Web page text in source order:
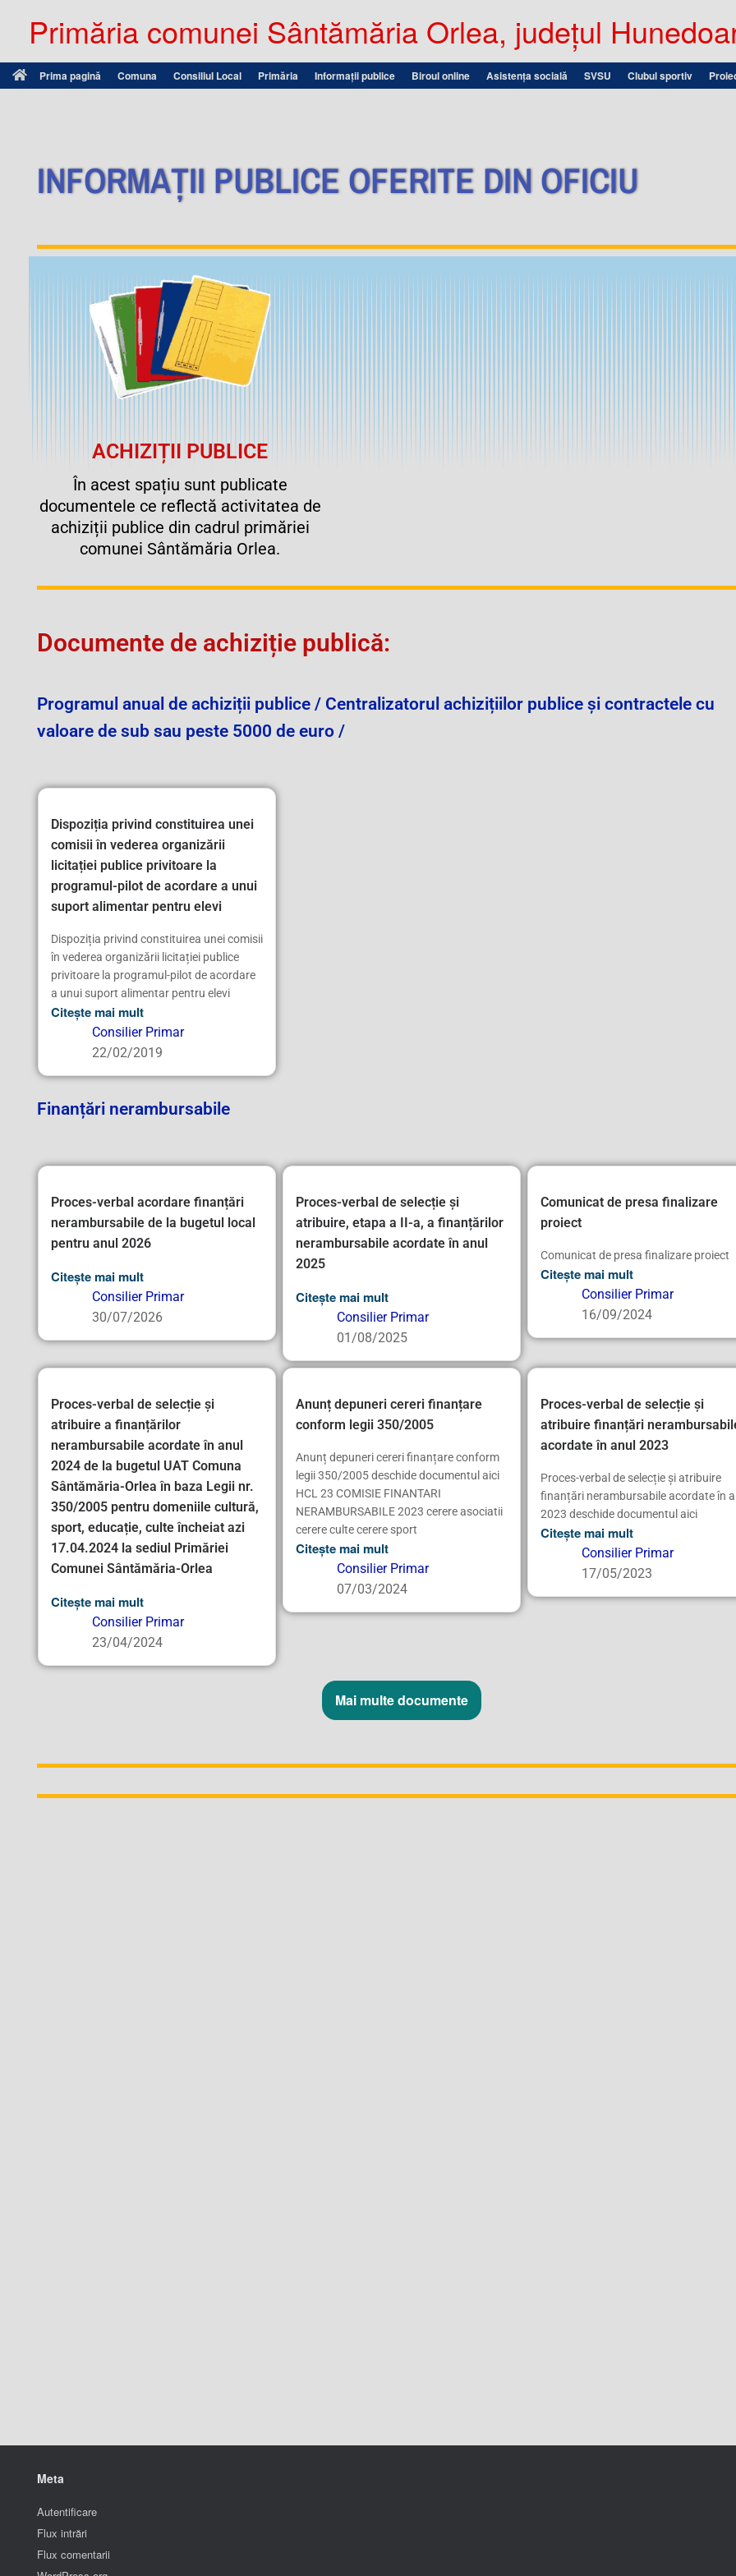
Primăria comunei Sântămăria Orlea, județul
Prima pagină Comuna Consiliul Local Primăria Informații publice Biroul online Asistența socială SVSU Clubul sportiv
INFORMAȚII PUBLICE OFERITE DIN OFICIU
ACHIZIȚII PUBLICE
În acest spațiu sunt publicate
documentele ce reflectă activitatea de
achiziții publice din cadrul primăriei
comunei Sântămăria Orlea.
Documente de achiziție publică:
Programul anual de achiziții publice / Centralizatorul achizițiilor publice și contractele cu
valoare de sub sau peste 5000 de euro /
Dispoziția privind constituirea unei
comisii în vederea organizării
licitației publice privitoare la
programul-pilot de acordare a unui
suport alimentar pentru elevi
Dispoziția privind constituirea unei comisii
în vederea organizării licitației publice
privitoare la programul-pilot de acordare
a unui suport alimentar pentru elevi
Citește mai mult
Consilier Primar
22/02/2019
Finanțări nerambursabile
Proces-verbal acordare finanțări
nerambursabile de la bugetul local
pentru anul 2026
Citește mai mult
Consilier Primar
30/07/2026
Proces-verbal de selecție și
atribuire, etapa a II-a, a finanțărilor
nerambursabile acordate în anul
2025
Citește mai mult
Consilier Primar
01/08/2025
Comunicat de presa finalizare
proiect
Comunicat de presa finalizare proiect
Citește mai mult
Consilier Primar
16/09/2024
Proces-verbal de selecție și
atribuire a finanțărilor
nerambursabile acordate în anul
2024 de la bugetul UAT Comuna
Sântămăria-Orlea în baza Legii nr.
350/2005 pentru domeniile cultură,
sport, educație, culte încheiat azi
17.04.2024 la sediul Primăriei
Comunei Sântămăria-Orlea
Citește mai mult
Consilier Primar
23/04/2024
Anunț depuneri cereri finanțare
conform legii 350/2005
Anunț depuneri cereri finanțare conform
legii 350/2005 deschide documentul aici
HCL 23 COMISIE FINANTARI
NERAMBURSABILE 2023 cerere asociatii
cerere culte cerere sport
Citește mai mult
Consilier Primar
07/03/2024
Proces-verbal de selecție și
atribuire finanțări
acordate în anul 2023
Proces-verbal de selecție și atribuire
finanțări nerambursabile acordate în
2023 deschide documentul aici
Citește mai mult
Consilier Primar
17/05/2023
Mai multe documente
Meta
Autentificare
Flux intrări
Flux comentarii